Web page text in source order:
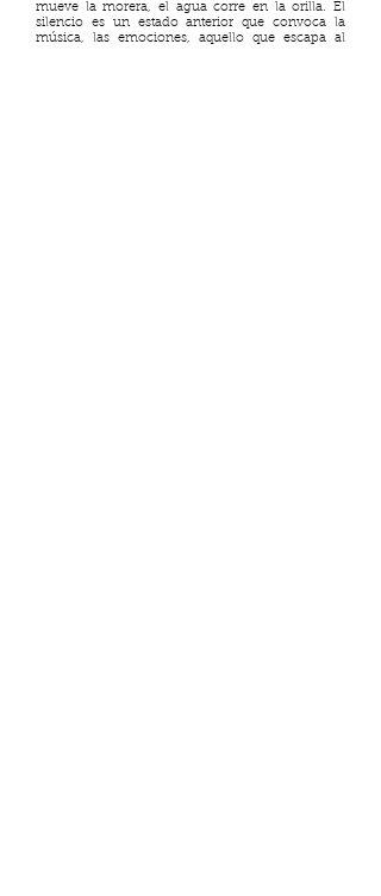
mueve la morera, el agua corre en la orilla. El
silencio es un estado anterior que convoca la
música, las emociones, aquello que escapa al